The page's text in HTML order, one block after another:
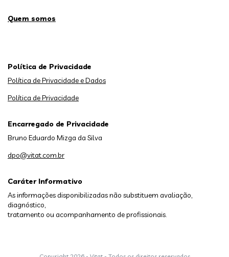
Quem somos
Caráter Informativo
As informações disponibilizadas não substituem avaliação,
diagnóstico,
tratamento ou acompanhamento de profissionais.
Política de Privacidade
Política de Privacidade e Dados
Política de Privacidade
Encarregado de Privacidade
Bruno Eduardo Mizga da Silva
dpo@vitat.com.br